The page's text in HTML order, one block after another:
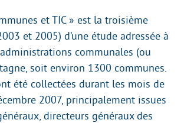
et TIC » est la troisième
et 2005) d’une étude adressée à
administrations communales (ou
soit environ 1300 communes.
été collectées durant les mois de
2007, principalement issues
directeurs généraux des